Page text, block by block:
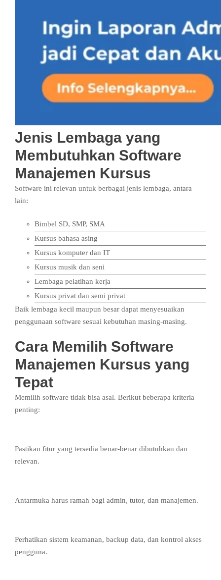
Jenis Lembaga yang
Membutuhkan Software
Manajemen Kursus
Software ini relevan untuk berbagai jenis lembaga, antara
lain:
Bimbel SD, SMP, SMA
Kursus bahasa asing
Kursus komputer dan IT
Kursus musik dan seni
Lembaga pelatihan kerja
Kursus privat dan semi privat
Baik lembaga kecil maupun besar dapat menyesuaikan
penggunaan software sesuai kebutuhan masing-masing.
Cara Memilih Software
Manajemen Kursus yang
Tepat
Memilih software tidak bisa asal. Berikut beberapa kriteria
penting:
Pastikan fitur yang tersedia benar-benar dibutuhkan dan
relevan.
Antarmuka harus ramah bagi admin, tutor, dan manajemen.
Perhatikan sistem keamanan, backup data, dan kontrol akses
pengguna.